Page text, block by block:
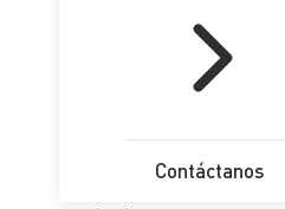
Contáctanos